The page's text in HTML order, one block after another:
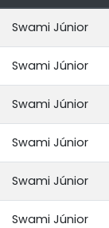
Swami Júnior
Swami Júnior
Swami Júnior
Swami Júnior
Swami Júnior
Swami Júnior